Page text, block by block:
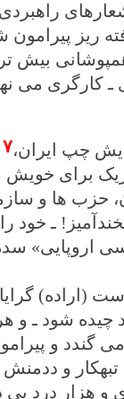
راهبردی
پیرامون
بیش
کارگری می
چپ ایران،۷
برای
حزب ها و
ـ
اروپایی»
(اراده)
شود ـ و
می گندد و
و ددمنش
دردِ بی